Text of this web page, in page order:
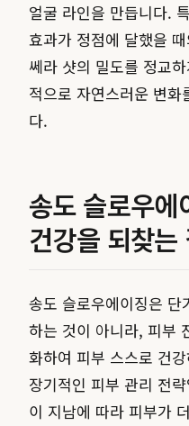
얼굴 라인을 만듭니다.
효과가 정점에 달했을
쎄라 샷의 밀도를 정교
적으로 자연스러운 변
다.
송도 슬로우에
건강을 되찾는
송도 슬로우에이징은 단
하는 것이 아니라, 피부
화하여 피부 스스로 건
장기적인 피부 관리 전
이 지남에 따라 피부가